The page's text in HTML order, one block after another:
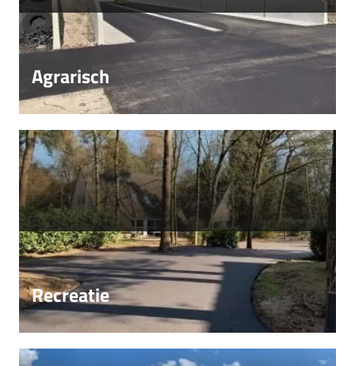
Agrarisch
Recreatie